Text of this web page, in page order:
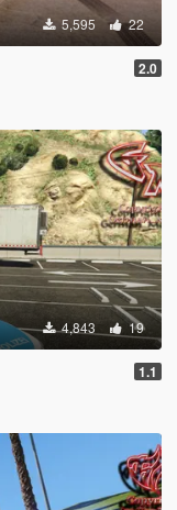
5,595 22
2.0
4,843 19
1.1